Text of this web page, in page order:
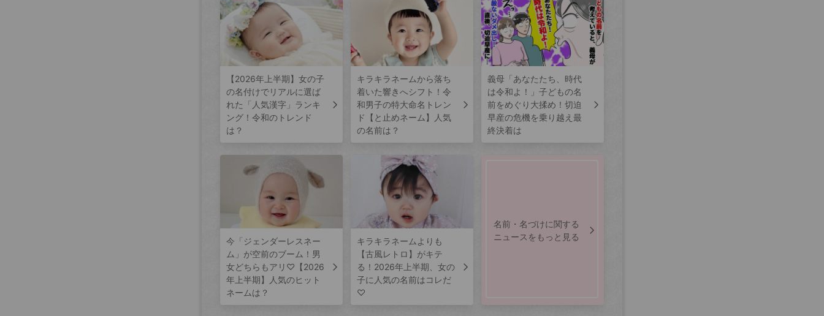
【2026年上半期】女の子
の名付けでリアルに選ば
れた「人気漢字」ランキ
ング！令和のトレンド
は？
キラキラネームから落ち
着いた響きへシフト！令
和男子の特大命名トレン
ド【と止めネーム】人気
の名前は？
義母「あなたたち、時代
は令和よ！」子どもの名
前をめぐり大揉め！切迫
早産の危機を乗り越え最
終決着は
今「ジェンダーレスネー
ム」が空前のブーム！男
女どちらもアリ♡【2026
年上半期】人気のヒット
ネームは？
キラキラネームよりも
【古風レトロ】がキテ
る！2026年上半期、女の
子に人気の名前はコレだ
♡
名前・名づけに関する
ニュースをもっと見る